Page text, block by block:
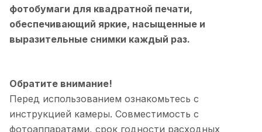
фотобумаги для квадратной печати,
обеспечивающий яркие, насыщенные и
выразительные снимки каждый раз.
Обратите внимание!
Перед использованием ознакомьтесь с
инструкцией камеры. Совместимость с
фотоаппаратами, срок годности расходных